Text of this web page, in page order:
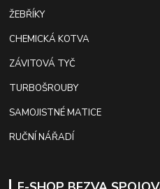
ŽEBŘÍKY
CHEMICKÁ KOTVA
ZÁVITOVÁ TYČ
TURBOŠROUBY
SAMOJISTNÉ MATICE
RUČNÍ NÁŘADÍ